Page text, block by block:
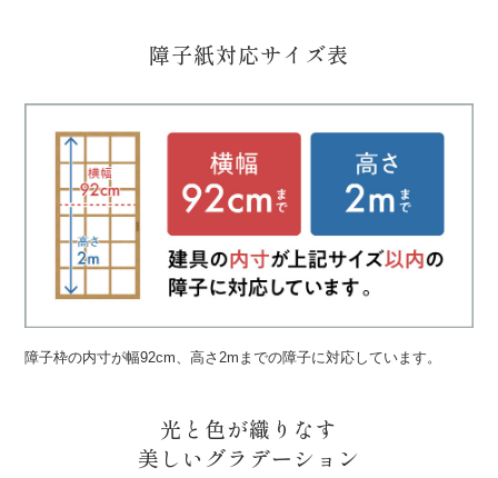
障子紙対応サイズ表
障子枠の内寸が幅92cm、高さ2mまでの障子に対応しています。
光と色が織りなす
美しいグラデーション